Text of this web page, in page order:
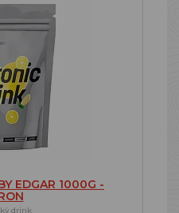
EDGAR 1000G -
drink